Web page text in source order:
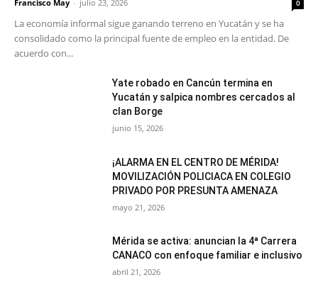
Francisco May - julio 23, 2026 0
La economía informal sigue ganando terreno en Yucatán y se ha
consolidado como la principal fuente de empleo en la entidad. De
acuerdo con...
Yate robado en Cancún termina en
Yucatán y salpica nombres cercados al
clan Borge
junio 15, 2026
¡ALARMA EN EL CENTRO DE MÉRIDA!
MOVILIZACIÓN POLICIACA EN COLEGIO
PRIVADO POR PRESUNTA AMENAZA
mayo 21, 2026
Mérida se activa: anuncian la 4ª Carrera
CANACO con enfoque familiar e inclusivo
abril 21, 2026